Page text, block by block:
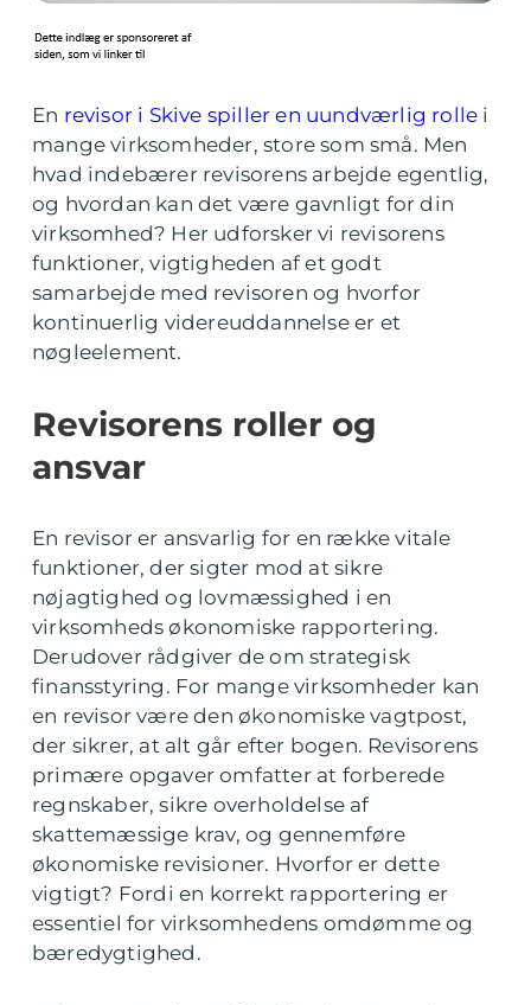
En revisor i Skive spiller en uundværlig rolle i
mange virksomheder, store som små. Men
hvad indebærer revisorens arbejde egentlig,
og hvordan kan det være gavnligt for din
virksomhed? Her udforsker vi revisorens
funktioner, vigtigheden af et godt
samarbejde med revisoren og hvorfor
kontinuerlig videreuddannelse er et
nøgleelement.
Revisorens roller og
ansvar
En revisor er ansvarlig for en række vitale
funktioner, der sigter mod at sikre
nøjagtighed og lovmæssighed i en
virksomheds økonomiske rapportering.
Derudover rådgiver de om strategisk
finansstyring. For mange virksomheder kan
en revisor være den økonomiske vagtpost,
der sikrer, at alt går efter bogen. Revisorens
primære opgaver omfatter at forberede
regnskaber, sikre overholdelse af
skattemæssige krav, og gennemføre
økonomiske revisioner. Hvorfor er dette
vigtigt? Fordi en korrekt rapportering er
essentiel for virksomhedens omdømme og
bæredygtighed.